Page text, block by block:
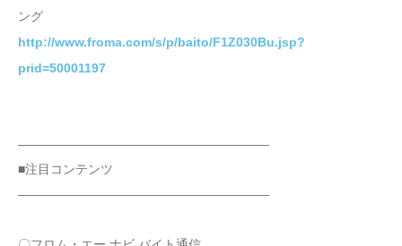
ング
http://www.froma.com/s/p/baito/F1Z030Bu.jsp?
prid=50001197
――――――――――――――――――――
■注目コンテンツ
――――――――――――――――――――